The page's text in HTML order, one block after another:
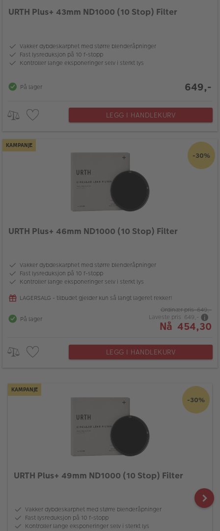
URTH Plus+ 43mm ND1000 (10 Stop) Filter
Vakker dybdeskarphet med større blenderåpninger
Fast lysreduksjon på 10 f-stopp
Kontroller lange eksponeringer selv i sterkt lys
På lager 649,-
LEGG I HANDLEKURV
KAMPANJE
-30%
URTH Plus+ 46mm ND1000 (10 Stop) Filter
Vakker dybdeskarphet med større blenderåpninger
Fast lysreduksjon på 10 f-stopp
Kontroller lange eksponeringer selv i sterkt lys
LAGERSALG - tilbudet gjelder kun så langt lageret rekker!
På lager
Ordinær pris 649,-
Laveste pris 649,-
Nå 454,30
LEGG I HANDLEKURV
KAMPANJE
-30%
URTH Plus+ 49mm ND1000 (10 Stop) Filter
Vakker dybdeskarphet med større blenderåpninger
Fast lysreduksjon på 10 f-stopp
Kontroller lange eksponeringer selv i sterkt lys